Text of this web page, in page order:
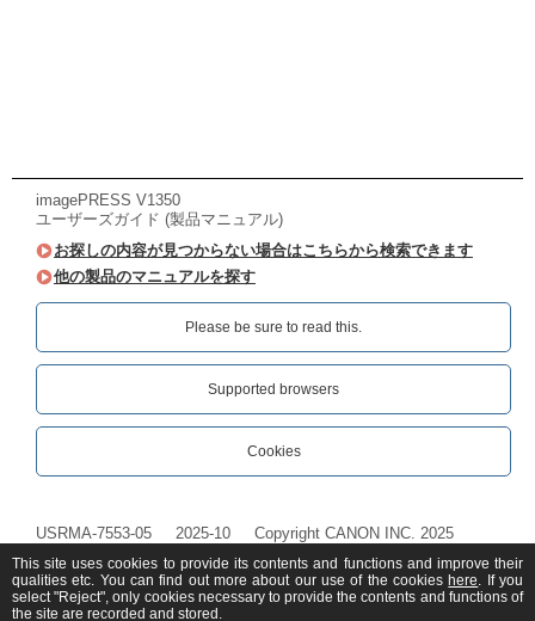
imagePRESS V1350
ユーザーズガイド (製品マニュアル)
お探しの内容が見つからない場合はこちらから検索できます
他の製品のマニュアルを探す
Please be sure to read this.‎
Supported browsers
Cookies
USRMA-7553-05 2025-10 Copyright CANON INC. 2025
This site uses cookies to provide its contents and functions and improve their
qualities etc. You can find out more about our use of the cookies here. If you
select "Reject", only cookies necessary to provide the contents and functions of
the site are recorded and stored.